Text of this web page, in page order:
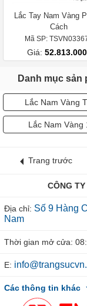
Lắc Tay Nam Vàng
Cách
Mã SP:
Giá:
Danh mục sản
Lắc Nam Vàng
Lắc Nam Vàng
Trang trước
CÔNG
Địa chỉ: Số 9 Hàng
Nam
Thời gian mở cửa:
E:
Các thông tin khác